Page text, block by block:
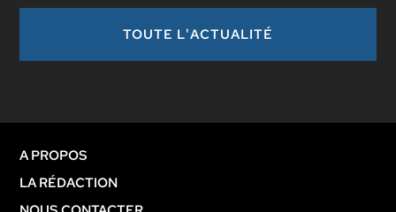
TOUTE L'ACTUALITÉ
A PROPOS
LA RÉDACTION